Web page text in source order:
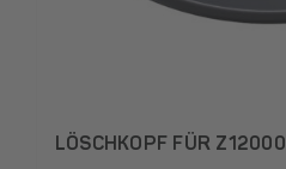
LÖSCHKOPF FÜR Z12000